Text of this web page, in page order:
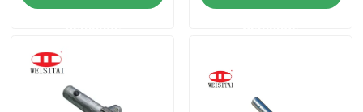
Pièces d'échafaudage de cadre